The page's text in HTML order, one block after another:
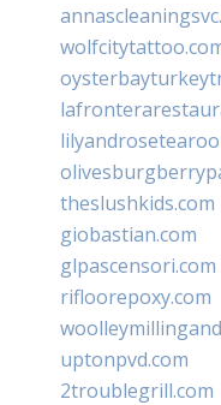
theslushkids.com
giobastian.com
glpascensori.com
rifloorepoxy.com
uptonpvd.com
2troublegrill.com